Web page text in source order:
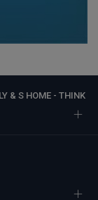
& S HOME - THINK